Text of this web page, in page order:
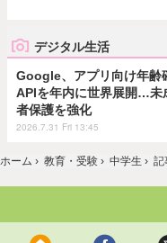
デジタル生活
Google、アプリ向け年齢
APIを年内に世界展開…未
者保護を強化
2026.7.31 Fri 13:45
ホーム › 教育・受験 › 中学生 › 記